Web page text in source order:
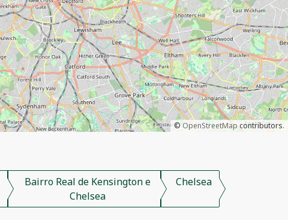
© OpenStreetMapcontributors.
Bairro Real de Kensington e
Chelsea
Chelsea